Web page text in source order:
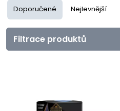
Doporučené Nejlevnější
Filtrace produktů